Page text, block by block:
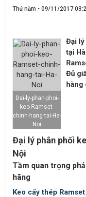
Thứ năm - 09/11/2017
Dai-ly-phan-phoi-
keo-Ramset-
chinh-hang-tai-Ha-
Noi
Đại lý
tại
Đủ
hàng
Đại lý phân phối
Nội
Tầm quan trọng
hãng
Keo cấy thép